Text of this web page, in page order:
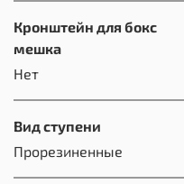
Кронштейн для бокс
мешка
Нет
Вид ступени
Прорезиненные